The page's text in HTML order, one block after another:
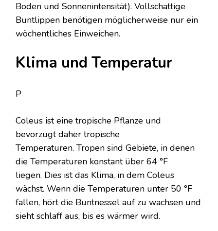
Boden und Sonnenintensität). Vollschattige
Buntlippen benötigen möglicherweise nur ein
wöchentliches Einweichen.
Klima und Temperatur
P
Coleus ist eine tropische Pflanze und
bevorzugt daher tropische
Temperaturen. Tropen sind Gebiete, in denen
die Temperaturen konstant über 64 °F
liegen. Dies ist das Klima, in dem Coleus
wächst. Wenn die Temperaturen unter 50 °F
fallen, hört die Buntnessel auf zu wachsen und
sieht schlaff aus, bis es wärmer wird.